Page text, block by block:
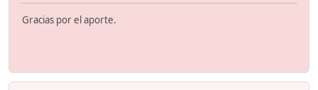
Gracias por el aporte.